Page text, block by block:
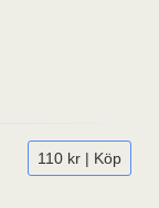
110 kr | Köp